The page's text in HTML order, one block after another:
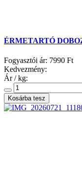
ÉRMETARTÓ
Fogyasztói ár: 7990 Ft
Kedvezmény:
Ár / kg: